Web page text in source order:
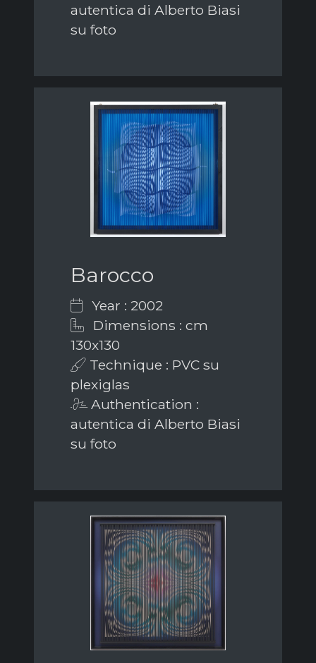
autentica di Alberto Biasi
su foto
Barocco
Year : 2002
Dimensions : cm
130x130
Technique : PVC su
plexiglas
Authentication :
autentica di Alberto Biasi
su foto